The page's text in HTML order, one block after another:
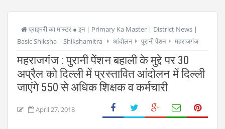
प्राइमरी का मास्टर ● इन | Primary Ka Master | District News |
Basic Shiksha | Shikshamitra
आंदोलन पुरानी पेंशन महराजगंज
महराजगंज : पुरानी पेंशन बहाली के मुद्दे पर 30
अप्रैल को दिल्ली में प्रस्तावित आंदोलन में दिल्ली
जाएंगे 550 से अधिक शिक्षक व कर्मचारी
April 27, 2018